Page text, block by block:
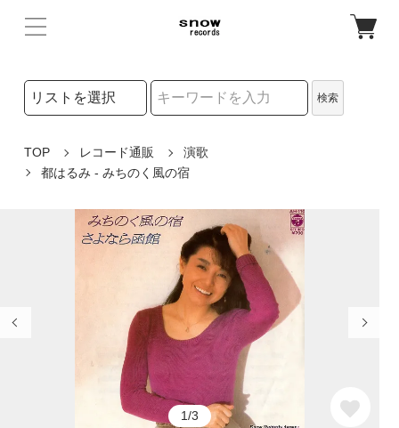
検索リストの選択
検索
TOP レコード通販
演歌
都はるみ - みちのく風の宿
1/3